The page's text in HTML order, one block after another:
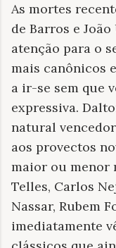
As mortes
de Barros e
atenção para o
mais canônicos
a ir-se sem que
expressiva.
natural
aos provectos
maior ou menor
Telles, Carlos
Nassar, Rubem
imediatamente